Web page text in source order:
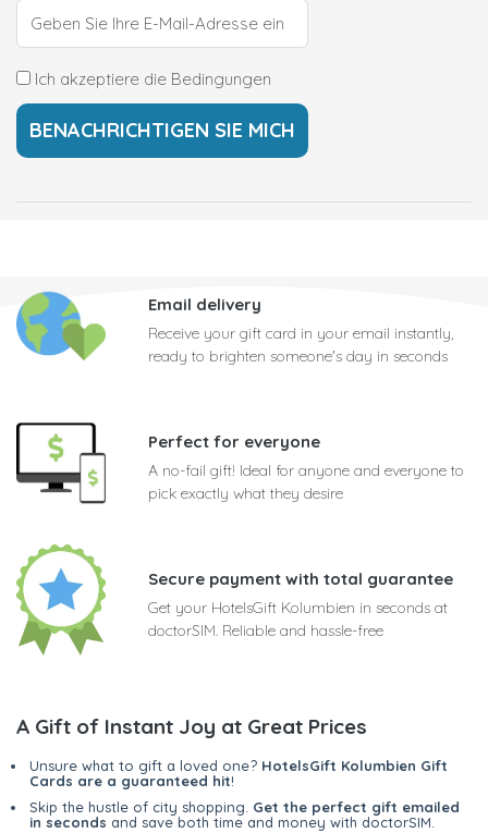
Ich akzeptiere die Bedingungen
Email delivery
Receive your gift card in your email instantly,
ready to brighten someone's day in seconds
Perfect for everyone
A no-fail gift! Ideal for anyone and everyone to
pick exactly what they desire
Secure payment with total guarantee
Get your HotelsGift Kolumbien in seconds at
doctorSIM. Reliable and hassle-free
A Gift of Instant Joy at Great Prices
Unsure what to gift a loved one? HotelsGift Kolumbien Gift
Cards are a guaranteed hit!
Skip the hustle of city shopping. Get the perfect gift emailed
in seconds and save both time and money with doctorSIM.